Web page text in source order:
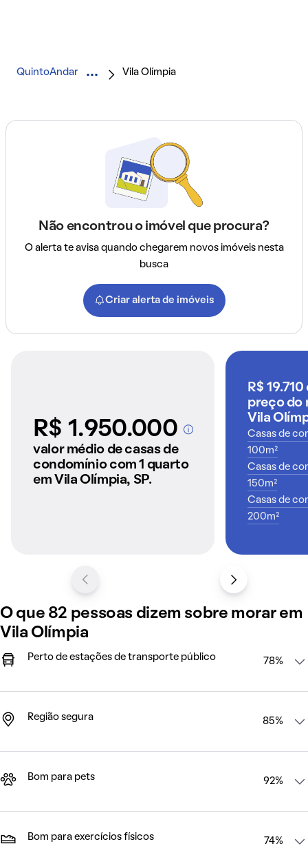
QuintoAndar Vila Olímpia
Não encontrou o imóvel que procura?
O alerta te avisa quando chegarem novos imóveis nesta
busca
Criar alerta de imóveis
R$ 1.950.000A partir dos imóveis
anunciados pelo
valor médio de casas de
condomínio com 1 quarto
em Vila Olímpia, SP.
R$
preço do
Vila
Casas de
100m²
Casas de
150m²
Casas de
200m²
O que 82 pessoas dizem sobre morar em
Vila Olímpia
Perto de estações de transporte público 78%
Região segura 85%
Bom para pets 92%
Bom para exercícios físicos 74%